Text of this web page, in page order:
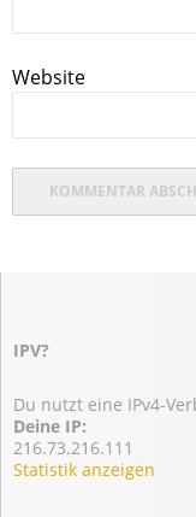
Website
IPV?
Du nutzt eine IPv4-
Deine IP:
216.73.216.111
Statistik anzeigen